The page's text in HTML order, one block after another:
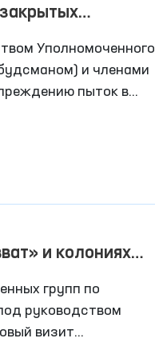
Уполномоченного
и членами
пыток в
массовой
визиты в ряд
и колониях
групп по
руководством
визит